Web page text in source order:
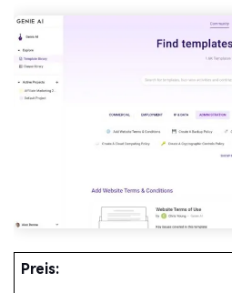
Preis: